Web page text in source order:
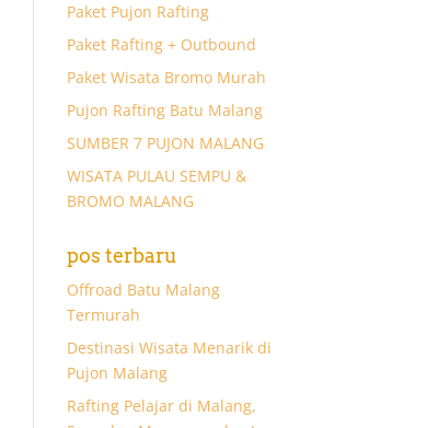
Paket Pujon Rafting
Paket Rafting + Outbound
Paket Wisata Bromo Murah
Pujon Rafting Batu Malang
SUMBER 7 PUJON MALANG
WISATA PULAU SEMPU &
BROMO MALANG
pos terbaru
Offroad Batu Malang
Termurah
Destinasi Wisata Menarik di
Pujon Malang
Rafting Pelajar di Malang,